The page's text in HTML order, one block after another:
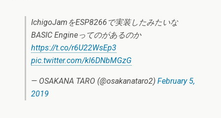
IchigoJamをESP8266で実装したみたいな
BASIC Engineってのがあるのか
https://t.co/r6U22WsEp3
pic.twitter.com/kl6DNbMGzG
— OSAKANA TARO (@osakanataro2) February 5,
2019